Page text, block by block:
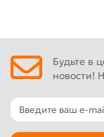
Будьте в
новости!